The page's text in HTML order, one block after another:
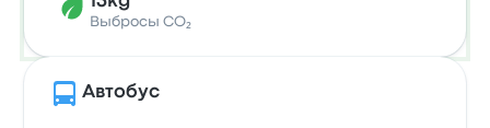
Выбросы CO₂
Автобус